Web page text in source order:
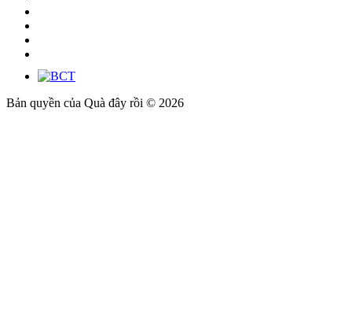
Bản quyền của Quà đây rồi © 2026